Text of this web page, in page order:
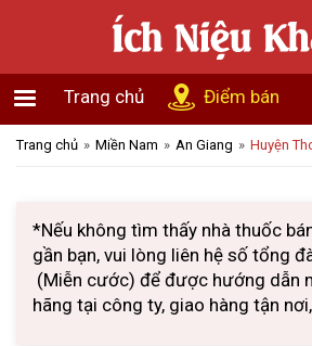
Trang chủ Điểm bán
Trang chủ Miền Nam An Giang Huyện
*Nếu không tìm thấy nhà thuốc
gần bạn, vui lòng liên hệ số tổng
(Miễn cước) để được hướng dẫn
hãng tại công ty, giao hàng tận